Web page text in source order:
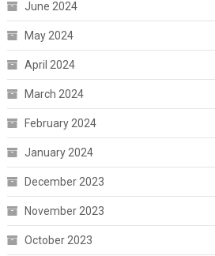
June 2024
May 2024
April 2024
March 2024
February 2024
January 2024
December 2023
November 2023
October 2023